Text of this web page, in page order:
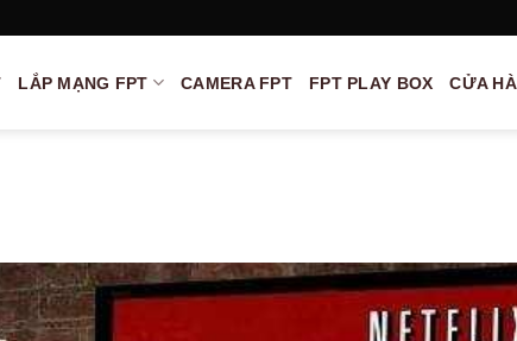
LẮP MẠNG FPT CAMERA FPT FPT PLAY BOX CỬA